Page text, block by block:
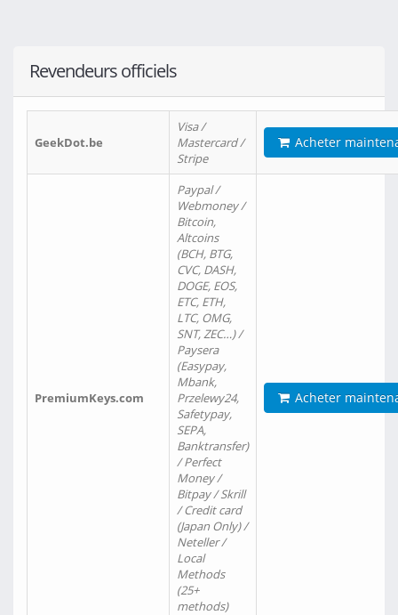
Revendeurs officiels
GeekDot.be
Visa /
Mastercard /
Stripe
Acheter
PremiumKeys.com
Paypal /
Webmoney /
Bitcoin,
Altcoins
(BCH, BTG,
CVC, DASH,
DOGE, EOS,
ETC, ETH,
LTC, OMG,
SNT, ZEC…) /
Paysera
(Easypay,
Mbank,
Przelewy24,
Safetypay,
SEPA,
Banktransfer)
/ Perfect
Money /
Bitpay / Skrill
/ Credit card
(Japan Only) /
Neteller /
Local
Methods
(25+
methods)
Acheter